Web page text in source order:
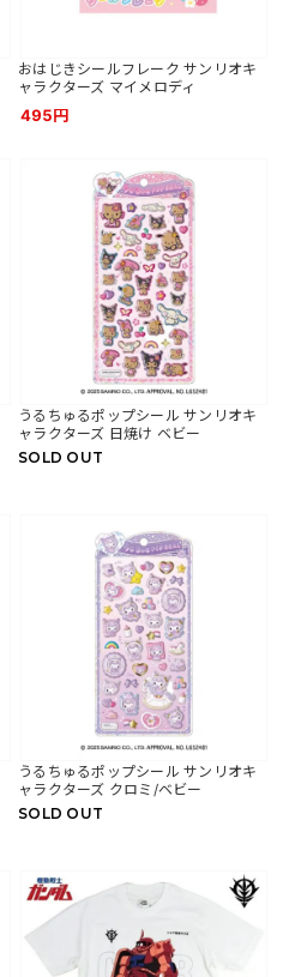
おはじきシールフレーク サンリオキ
ャラクターズ マイメロディ
495円
うるちゅるポップシール サンリオキ
ャラクターズ 日焼け ベビー
SOLD OUT
うるちゅるポップシール サンリオキ
ャラクターズ クロミ/ベビー
SOLD OUT